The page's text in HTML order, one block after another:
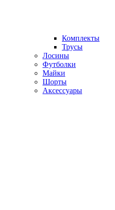
Комплекты
Трусы
Лосины
Футболки
Майки
Шорты
Аксессуары